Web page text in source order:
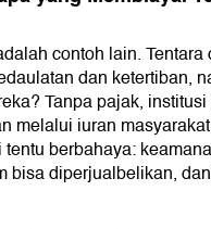
contoh lain. Tentara
dan ketertiban,
Tanpa pajak,
melalui iuran
berbahaya:
bisa diperjualbelikan,